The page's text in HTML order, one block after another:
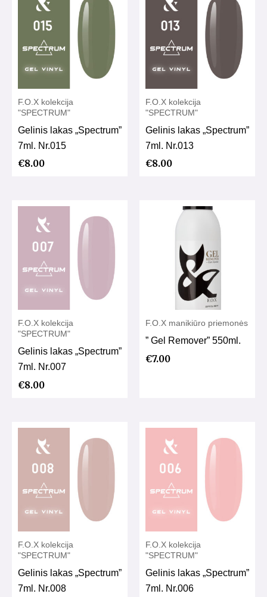
F.O.X kolekcija
"SPECTRUM"
Gelinis lakas „Spectrum”
7ml. Nr.015
€8.00
F.O.X kolekcija
"SPECTRUM"
Gelinis lakas „Spectrum”
7ml. Nr.013
€8.00
F.O.X kolekcija
"SPECTRUM"
Gelinis lakas „Spectrum”
7ml. Nr.007
€8.00
F.O.X manikiūro priemonės
” Gel Remover” 550ml.
€7.00
F.O.X kolekcija
"SPECTRUM"
Gelinis lakas „Spectrum”
7ml. Nr.008
F.O.X kolekcija
"SPECTRUM"
Gelinis lakas „Spectrum”
7ml. Nr.006